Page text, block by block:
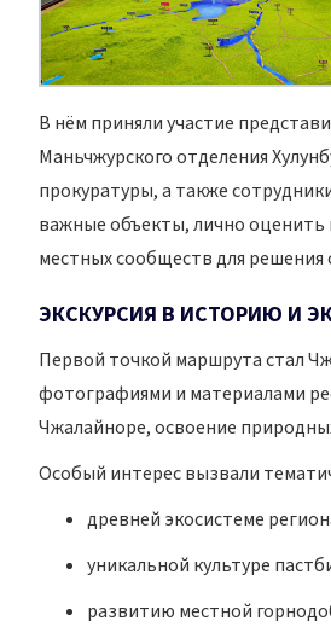
В нём приняли участие
Маньчжурского отделения
прокуратуры, а также
важные объекты, лично оценить
местных сообществ для
ЭКСКУРСИЯ В ИСТОРИЮ И
Первой точкой маршрута стал
фотографиями и материалами
Чжалайноре, освоение
Особый интерес вызвали
древней экосистеме
уникальной культуре
развитию местной